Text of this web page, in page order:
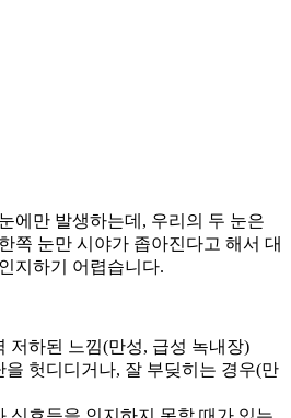
에만 발생하는데, 우리의 두 눈은
쪽 눈만 시야가 좁아진다고 해서 대
지하기 어렵습니다.
저하된 느낌(만성, 급성 녹내장)
을 헛디디거나, 잘 부딪히는 경우(만